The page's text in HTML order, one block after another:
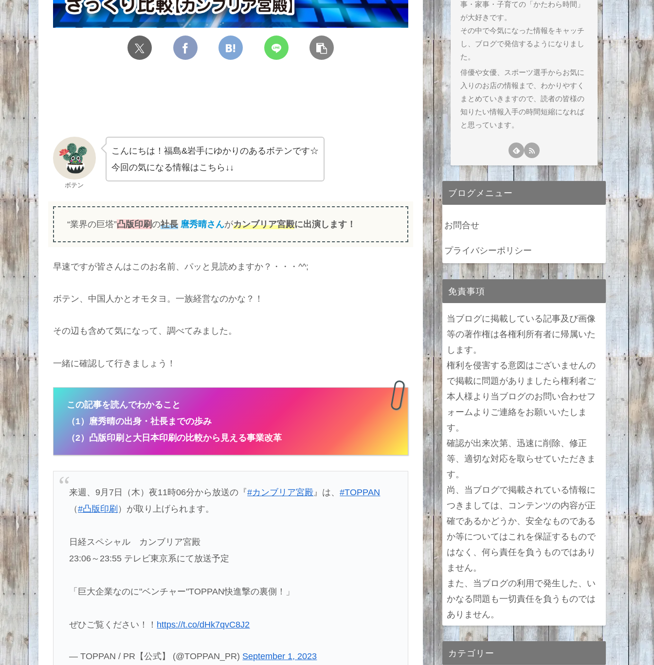
ボテン
こんにちは！福島&岩手にゆかりのあるボテンです☆
今回の気になる情報はこちら↓↓
“業界の巨塔”凸版印刷の社長 麿秀晴さんがカンブリア宮殿に出演します！
早速ですが皆さんはこのお名前、パッと見読めますか？・・・^^;
ボテン、中国人かとオモタヨ。一族経営なのかな？！
その辺も含めて気になって、調べてみました。
一緒に確認して行きましょう！
この記事を読んでわかること
（1）麿秀晴の出身・社長までの歩み
（2） 凸版印刷と大日本印刷の比較から見える事業改革
来週、9月7日（木）夜11時06分から放送の『#カンブリア宮殿 』は、#TOPPAN
（#凸版印刷 ）が取り上げられます。
日経スペシャル カンブリア宮殿
23:06～23:55 テレビ東京系にて放送予定
「巨大企業なのに"ベンチャー"TOPPAN快進撃の裏側！」
ぜひご覧ください！！ https://t.co/dHk7qvC8J2
— TOPPAN / PR【公式】 (@TOPPAN_PR) September 1, 2023
事・家事・子育ての「かたわら時間」
が大好きです。
その中で今気になった情報をキャッチ
し、ブログで発信するようになりまし
た。
俳優や女優、スポーツ選手からお気に
入りのお店の情報まで、わかりやすく
まとめていきますので、読者の皆様の
知りたい情報入手の時間短縮になれば
と思っています。
ブログメニュー
お問合せ
プライバシーポリシー
免責事項
当ブログに掲載している記事及び画像
等の著作権は各権利所有者に帰属いた
します。
権利を侵害する意図はございませんの
で掲載に問題がありましたら権利者ご
本人様より当ブログのお問い合わせフ
ォームよりご連絡をお願いいたしま
す。
確認が出来次第、迅速に削除、修正
等、適切な対応を取らせていただきま
す。
尚、当ブログで掲載されている情報に
つきましては、コンテンツの内容が正
確であるかどうか、安全なものである
か等についてはこれを保証するもので
はなく、何ら責任を負うものではあり
ません。
また、当ブログの利用で発生した、い
かなる問題も一切責任を負うものでは
ありません。
カテゴリー